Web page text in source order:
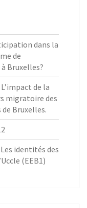
dans la
de
Bruxelles?
L’impact de la
migratoire des
Bruxelles.
identités des
(EEB1)